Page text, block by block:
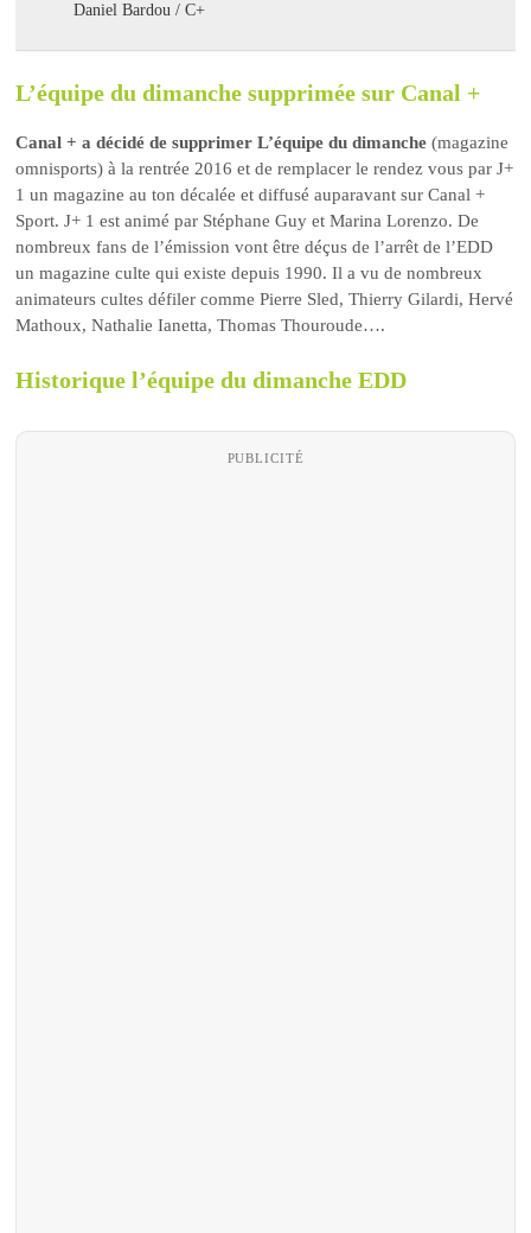
Daniel Bardou / C+
L’équipe du dimanche supprimée sur Canal +
Canal + a décidé de supprimer L’équipe du dimanche (magazine
omnisports) à la rentrée 2016 et de remplacer le rendez vous par J+
1 un magazine au ton décalée et diffusé auparavant sur Canal +
Sport. J+ 1 est animé par Stéphane Guy et Marina Lorenzo. De
nombreux fans de l’émission vont être déçus de l’arrêt de l’EDD
un magazine culte qui existe depuis 1990. Il a vu de nombreux
animateurs cultes défiler comme Pierre Sled, Thierry Gilardi, Hervé
Mathoux, Nathalie Ianetta, Thomas Thouroude….
Historique l’équipe du dimanche EDD
PUBLICITÉ